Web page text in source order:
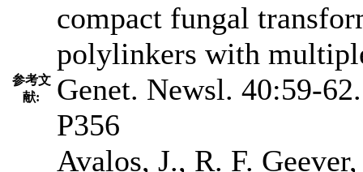
参考文
献:
compact fungal
polylinkers with
Genet. Newsl. 40:59-
P356
Avalos, J., R. F.